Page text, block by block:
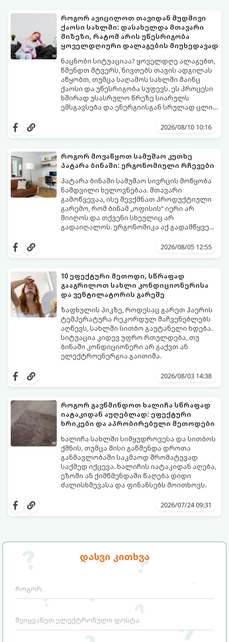
დასვი კითხვა
როგორ ავიცილოთ თავიდან მუდმივი
ქაოსი სახლში: დასახელდა მთავარი
მიზეზი, რატომ არის უწესრიგობა
ყოველდღიური დალაგების მიუხედავად
ნაცნობი სიტუაციაა? ყოველდღე ალაგებთ,
წმენდთ მტვერს, ნივთებს თავის ადგილას
აწყობთ, თუმცა საღამოს სახლში მაინც
ქაოსი და უწესრიგობა სუფევს. ეს პროცესი
ხშირად უსასრულო წრეზე სიარულს
ემსგავსება და ენერგიისგან სრულად ცლის
ექსპერტები ასახელებენ მთავარ მიზეზს,
სამუდამოდ მოსაგვარებლად:
2026/08/10 10:16
როგორ მოვაწყოთ სამუშაო კუთხე
პატარა ბინაში: ერგონომიული რჩევები
პატარა ბინაში სამუშაო სივრცის მოწყობა
ნამდვილი ხელოვნებაა. მთავარი
გამოწვევაა, ისე შევქმნათ პროდუქტიული
გარემო, რომ ბინამ „ოფისის“ იერი არ
მიიღოს და თქვენი სხეულიც არ
გადაიღალოს. ერგონომიკა აქ გადამწყვეტ
2026/08/05 12:55
10 ეფექტური მეთოდი, სწრაფად
გააგრილოთ სახლი კონდიციონერისა
და ვენტილატორის გარეშე
ზაფხულის პიკზე, როდესაც გარეთ ჰაერის
ტემპერატურა რეკორდულ მაჩვენებლებს
აღწევს, სახლში სითბო გაუტანელი ხდება.
სიტუაცია კიდევ უფრო რთულდება, თუ
ბინაში კონდიციონერი არ გაქვთ ან
ელექტროენერგია გაითიშა.
კანონები და გამოცდილი ყოფითი ხრიკები,
სასიამოვნო სიგრილე სპეციალური
ტექნიკის გარეშეც.
გთავაზობთ 10 საუკეთესო და
ხელმისაწვდომ მეთოდს:
2026/08/03 14:38
როგორ გავწმინდოთ ხალიჩა სწრაფად
იატაკიდან აუღებლად: ეფექტური
ხრიკები და აპრობირებული მეთოდები
ხალიჩა სახლში სიმყუდროვესა და სითბოს
ქმნის, თუმცა მისი გაწმენდა დროთა
განმავლობაში საკმაოდ შრომატევად
საქმედ იქცევა. ხალიჩის იატაკიდან აღება,
ეზოში ან ქიმწმენდაში წაღება დიდი
ძალისხმევასა და ფინანსებს მოითხოვს.
ეფექტური, ბიუჯეტური და აპრობირებული
სიახლის დაბრუნებას.
2026/07/24 09:31